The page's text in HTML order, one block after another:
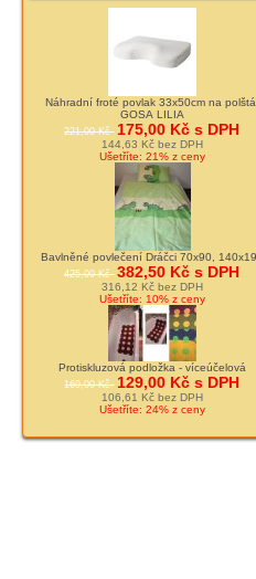
Náhradní froté povlak 33x50cm na
GOSA LILIA
221,00 Kč 175,00 Kč s DPH
144,63 Kč bez DPH
Ušetříte: 21% z ceny
Bavlněné povlečení Dráčci 70x90,
425,00 Kč 382,50 Kč s DPH
316,12 Kč bez DPH
Ušetříte: 10% z ceny
Protiskluzová podložka - víceúčelová
169,00 Kč 129,00 Kč s DPH
106,61 Kč bez DPH
Ušetříte: 24% z ceny